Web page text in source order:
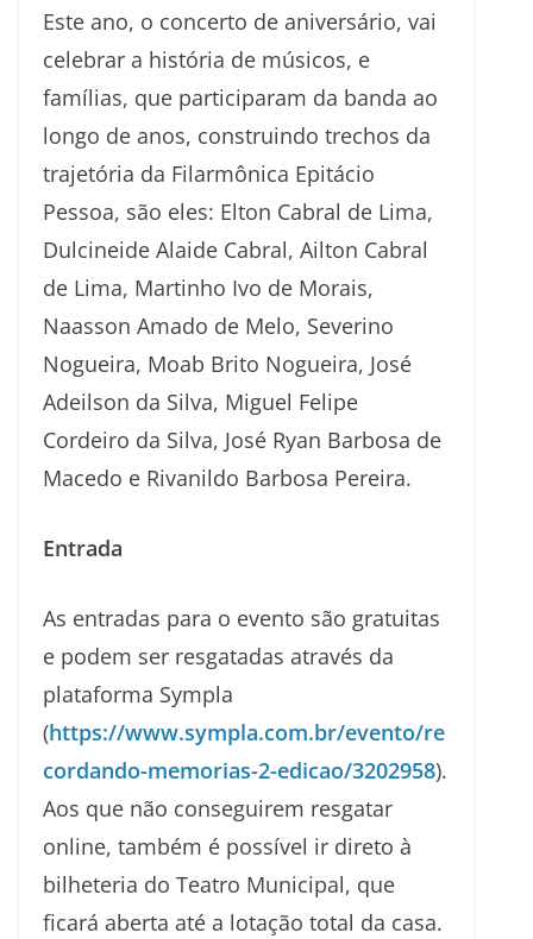
Este ano, o concerto de aniversário, vai
celebrar a história de músicos, e
famílias, que participaram da banda ao
longo de anos, construindo trechos da
trajetória da Filarmônica Epitácio
Pessoa, são eles: Elton Cabral de Lima,
Dulcineide Alaide Cabral, Ailton Cabral
de Lima, Martinho Ivo de Morais,
Naasson Amado de Melo, Severino
Nogueira, Moab Brito Nogueira, José
Adeilson da Silva, Miguel Felipe
Cordeiro da Silva, José Ryan Barbosa de
Macedo e Rivanildo Barbosa Pereira.
Entrada
As entradas para o evento são gratuitas
e podem ser resgatadas através da
plataforma Sympla
(https://www.sympla.com.br/evento/re
cordando-memorias-2-edicao/3202958).
Aos que não conseguirem resgatar
online, também é possível ir direto à
bilheteria do Teatro Municipal, que
ficará aberta até a lotação total da casa.